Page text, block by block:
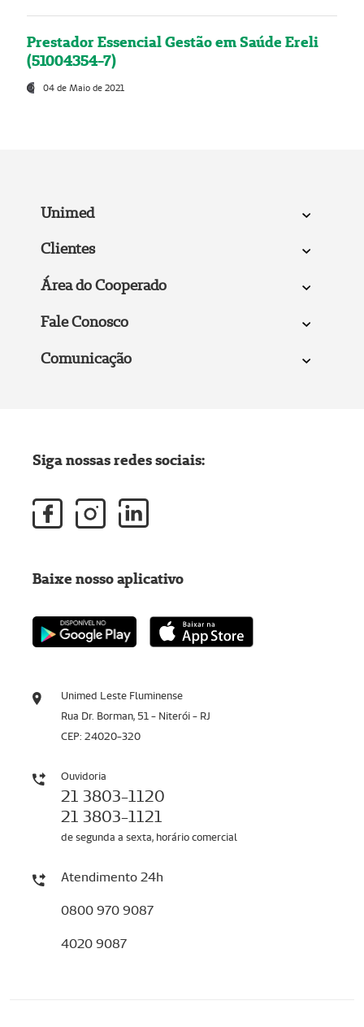
Prestador Essencial Gestão em Saúde Ereli
(51004354-7)
04 de Maio de 2021
Unimed
Clientes
Área do Cooperado
Fale Conosco
Comunicação
Unimed Leste Fluminense
Rua Dr. Borman, 51 - Niterói - RJ
CEP: 24020-320
Ouvidoria
21 3803-1120
21 3803-1121
de segunda a sexta, horário comercial
Atendimento 24h
0800 970 9087
4020 9087
Siga nossas redes sociais:
Baixe nosso aplicativo